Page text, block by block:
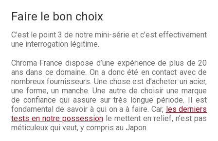
Expédition le jour même
Frais de port
Hall of Fame
Bocuse d’Or
Faire le bon choix
C’est le point 3 de notre mini-série et c’est effectivement
une interrogation légitime.
Chroma France dispose d’une expérience de plus de 20
ans dans ce domaine. On a donc été en contact avec de
nombreux fournisseurs. Une chose est d’acheter un acier,
une forme, un manche. Une autre de choisir une marque
de confiance qui assure sur très longue période. Il est
fondamental de savoir à qui on a à faire. Car, les derniers
tests en notre possessionle mettent en relief, n’est pas
méticuleux qui veut, y compris au Japon.